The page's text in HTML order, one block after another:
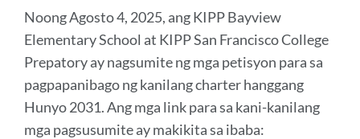
Noong Agosto 4, 2025, ang KIPP Bayview
Elementary School at KIPP San Francisco College
Prepatory ay nagsumite ng mga petisyon para sa
pagpapanibago ng kanilang charter hanggang
Hunyo 2031. Ang mga link para sa kani-kanilang
mga pagsusumite ay makikita sa ibaba: